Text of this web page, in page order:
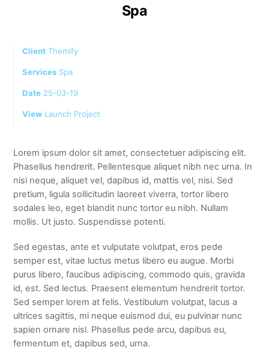
Spa
ClientThemify
ServicesSpa
Date25-03-19
View Launch Project
Lorem ipsum dolor sit amet, consectetuer adipiscing elit.
Phasellus hendrerit. Pellentesque aliquet nibh nec urna. In
nisi neque, aliquet vel, dapibus id, mattis vel, nisi. Sed
pretium, ligula sollicitudin laoreet viverra, tortor libero
sodales leo, eget blandit nunc tortor eu nibh. Nullam
mollis. Ut justo. Suspendisse potenti.
Sed egestas, ante et vulputate volutpat, eros pede
semper est, vitae luctus metus libero eu augue. Morbi
purus libero, faucibus adipiscing, commodo quis, gravida
id, est. Sed lectus. Praesent elementum hendrerit tortor.
Sed semper lorem at felis. Vestibulum volutpat, lacus a
ultrices sagittis, mi neque euismod dui, eu pulvinar nunc
sapien ornare nisl. Phasellus pede arcu, dapibus eu,
fermentum et, dapibus sed, urna.